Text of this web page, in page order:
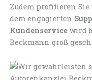
Zudem profitieren Sie
dem engagierten
Kundenservice wird
Beckmann groß